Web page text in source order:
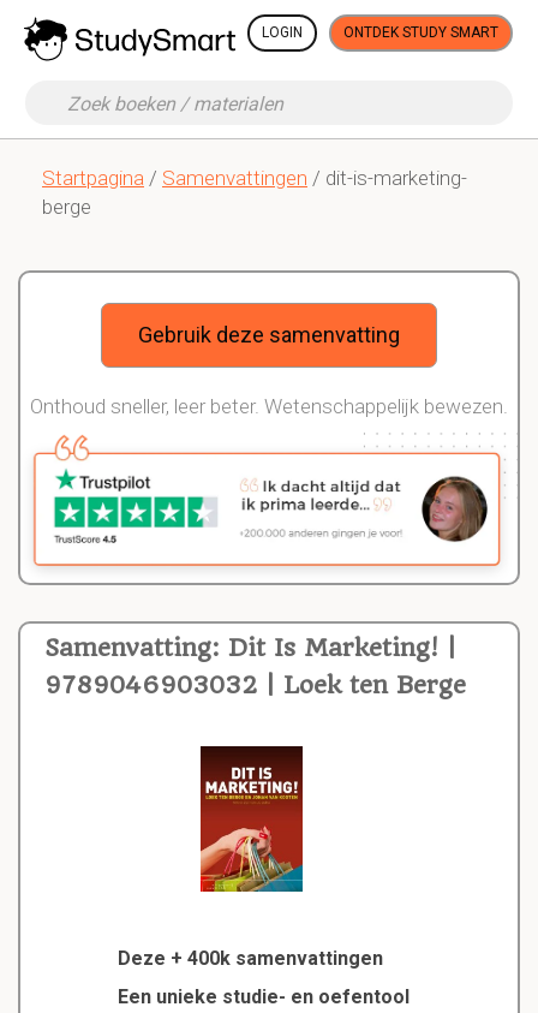
LOGIN ONTDEK STUDY SMART
Startpagina / Samenvattingen / dit-is-marketing-
berge
Samenvatting: Dit Is Marketing! |
9789046903032 | Loek ten Berge
Deze + 400k samenvattingen
Een unieke studie- en oefentool
Gebruik deze samenvatting
Onthoud sneller, leer beter. Wetenschappelijk bewezen.